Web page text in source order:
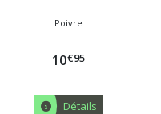
Poivre
10€95
Détails